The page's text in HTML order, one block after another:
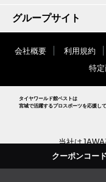
クーポンコー
グループサイト
会社概要 利用規約
特
タイヤワールド館ベストは
宮城で活躍するプロスポーツを応援して
当社は